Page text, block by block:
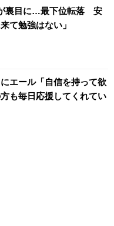
裏目に…最下位転落 安
て勉強はない」
エール「自信を持って欲
も毎日応援してくれてい